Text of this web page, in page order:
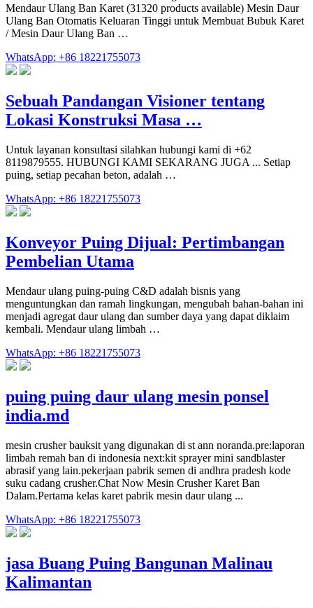
Mendaur Ulang Ban Karet (31320 products available) Mesin Daur
Ulang Ban Otomatis Keluaran Tinggi untuk Membuat Bubuk Karet
/ Mesin Daur Ulang Ban …
WhatsApp: +86 18221755073
Sebuah Pandangan Visioner tentang
Lokasi Konstruksi Masa …
Untuk layanan konsultasi silahkan hubungi kami di +62
8119879555. HUBUNGI KAMI SEKARANG JUGA ... Setiap
puing, setiap pecahan beton, adalah …
WhatsApp: +86 18221755073
Konveyor Puing Dijual: Pertimbangan
Pembelian Utama
Mendaur ulang puing-puing C&D adalah bisnis yang
menguntungkan dan ramah lingkungan, mengubah bahan-bahan ini
menjadi agregat daur ulang dan sumber daya yang dapat diklaim
kembali. Mendaur ulang limbah …
WhatsApp: +86 18221755073
puing puing daur ulang mesin ponsel
india.md
mesin crusher bauksit yang digunakan di st ann noranda.pre:laporan
limbah remah ban di indonesia next:kit sprayer mini sandblaster
abrasif yang lain.pekerjaan pabrik semen di andhra pradesh kode
suku cadang crusher.Chat Now Mesin Crusher Karet Ban
Dalam.Pertama kelas karet pabrik mesin daur ulang ...
WhatsApp: +86 18221755073
jasa Buang Puing Bangunan Malinau
Kalimantan